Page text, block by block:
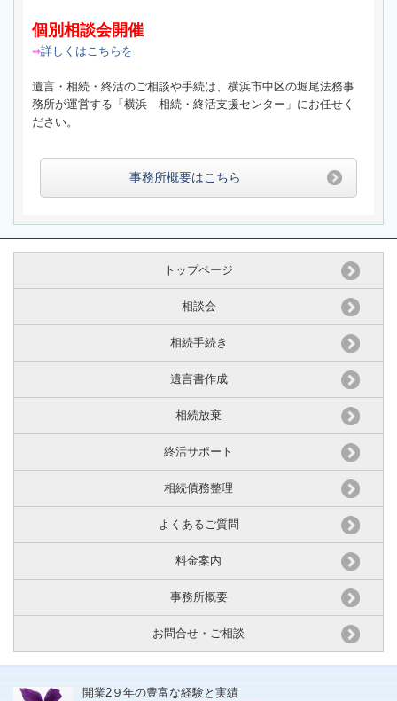
個別相談会開催
➡詳しくはこちらを
遺言・相続・終活のご相談や手続は、横浜市中区の堀尾法務事
務所が運営する「横浜 相続・終活支援センター」にお任せく
ださい。
事務所概要はこちら
トップページ
相談会
相続手続き
遺言書作成
相続放棄
終活サポート
相続債務整理
よくあるご質問
料金案内
事務所概要
お問合せ・ご相談
開業2９年の豊富な経験と実績